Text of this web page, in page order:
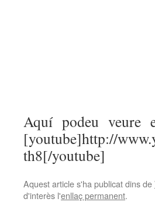
Aquí podeu
[youtube]http://
th8[/youtube]
Aquest article s'ha publicat dins de
d'interès l'enllaç permanent.